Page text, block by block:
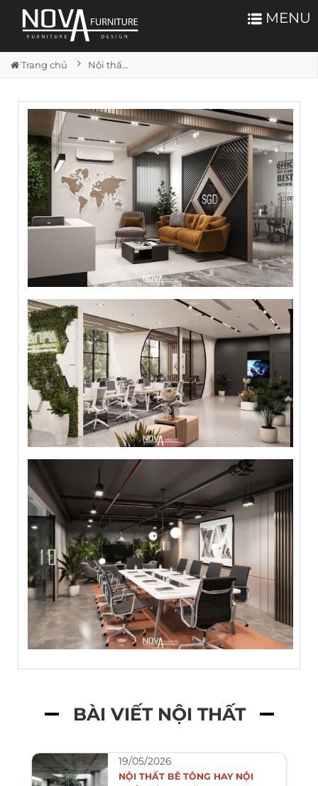
MENU
Trang chủ Nội thất văn phòng
BÀI VIẾT NỘI THẤT
19/05/2026
NỘI THẤT BÊ TÔNG HAY NỘI